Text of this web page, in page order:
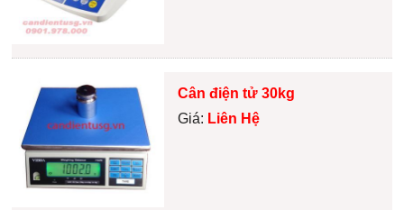
Cân điện tử 30kg
Giá: Liên Hệ